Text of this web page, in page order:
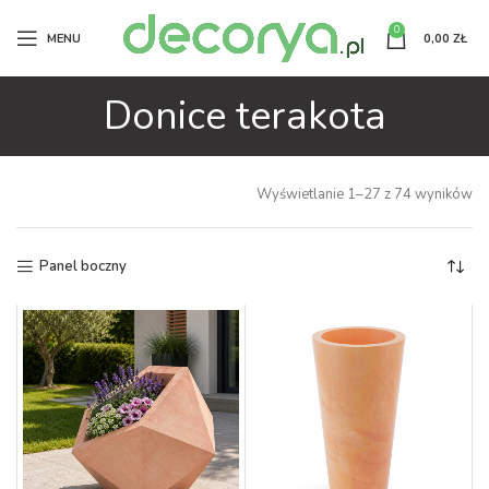
MENU
0
0,00 ZŁ
Donice terakota
Wyświetlanie 1–27 z 74 wyników
Panel boczny